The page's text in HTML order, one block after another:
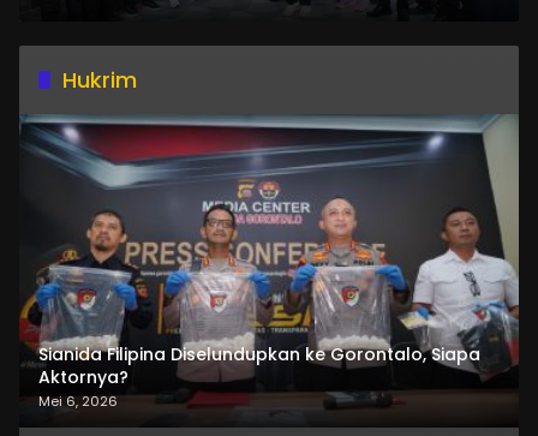
Hukrim
Sianida Filipina Diselundupkan ke Gorontalo, Siapa
Aktornya?
Mei 6, 2026